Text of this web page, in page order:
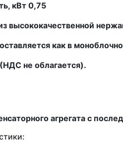
кВт 0,75
высококачественной
как в
не облагается).
агрегата с